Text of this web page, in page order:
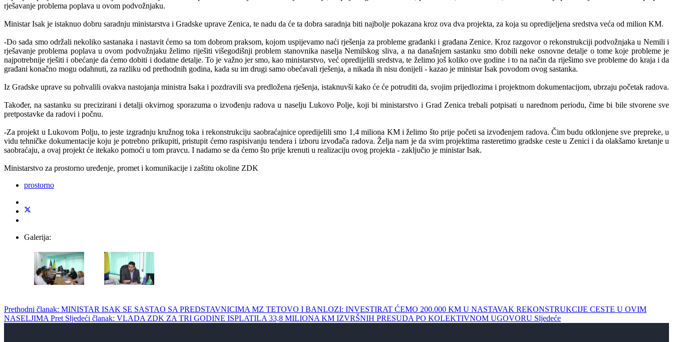
rješavanje problema poplava u ovom podvožnjaku.
Ministar Isak je istaknuo dobru saradnju ministarstva i Gradske uprave Zenica, te nadu da će ta dobra saradnja biti najbolje pokazana kroz ova dva projekta, za koja su opredijeljena sredstva veća od milion KM.
-Do sada smo održali nekoliko sastanaka i nastavit ćemo sa tom dobrom praksom, kojom uspijevamo naći rješenja za probleme građanki i građana Zenice. Kroz razgovor o rekonstrukciji podvožnjaka u Nemili i
rješavanje problema poplava u ovom podvožnjaku želimo riješiti višegodišnji problem stanovnika naselja Nemilskog sliva, a na današnjem sastanku smo dobili neke osnovne detalje o tome koje probleme je
najpotrebnije rješiti i obećanje da ćemo dobiti i dodatne detalje. To je važno jer smo, kao ministarstvo, već opredijelili sredstva, te želimo još koliko ove godine i to na način da riješimo sve probleme do kraja i da
građani konačno mogu odahnuti, za razliku od prethodnih godina, kada su im drugi samo obećavali rješenja, a nikada ih nisu donijeli - kazao je ministar Isak povodom ovog sastanka.
Iz Gradske uprave su pohvalili ovakva nastojanja ministra Isaka i pozdravili sva predložena rješenja, istaknuvši kako će će potruditi da, svojim prijedlozima i projektnom dokumentacijom, ubrzaju početak radova.
Također, na sastanku su precizirani i detalji okvirnog sporazuma o izvođenju radova u naselju Lukovo Polje, koji bi ministarstvo i Grad Zenica trebali potpisati u narednom periodu, čime bi bile stvorene sve
pretpostavke da radovi i počnu.
-Za projekt u Lukovom Polju, to jeste izgradnju kružnog toka i rekonstrukciju saobraćajnice opredijelili smo 1,4 miliona KM i želimo što prije početi sa izvođenjem radova. Čim budu otklonjene sve prepreke, u
vidu tehničke dokumentacije koju je potrebno prikupiti, pristupit ćemo raspisivanju tendera i izboru izvođača radova. Želja nam je da svim projektima rasteretimo gradske ceste u Zenici i da olakšamo kretanje u
saobraćaju, a ovaj projekt će itekako pomoći u tom pravcu. I nadamo se da ćemo što prije krenuti u realizaciju ovog projekta - zaključio je ministar Isak.
Ministarstvo za prostorno uređenje, promet i komunikacije i zaštitu okoline ZDK
prostorno
Galerija:
Prethodni članak: MINISTAR ISAK SE SASTAO SA PREDSTAVNICIMA MZ TETOVO I BANLOZI: INVESTIRAT ĆEMO 200.000 KM U NASTAVAK REKONSTRUKCIJE CESTE U OVIM
NASELJIMAPret Sljedeći članak: VLADA ZDK ZA TRI GODINE ISPLATILA 33,8 MILIONA KM IZVRŠNIH PRESUDA PO KOLEKTIVNOM UGOVORU Sljedeće